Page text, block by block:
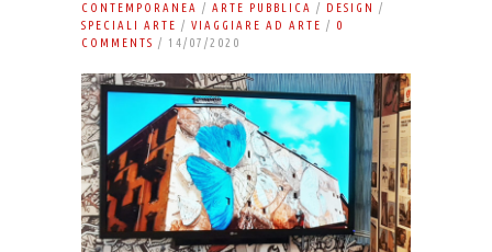
CONTEMPORANEA / ARTE PUBBLICA / DESIGN /
SPECIALI ARTE / VIAGGIARE AD ARTE / 0
COMMENTS / 14/07/2020